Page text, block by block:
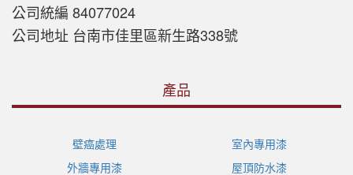
公司統編 84077024
公司地址 台南市佳里區新生路338號
產品
壁癌處理
室內專用漆
外牆專用漆
屋頂防水漆